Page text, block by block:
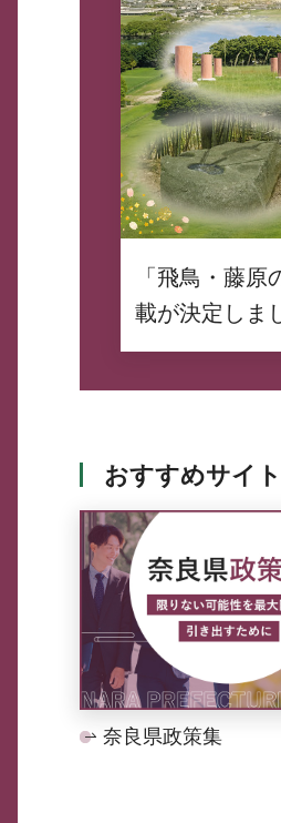
「飛鳥・藤
載が決定しま
おすすめサイト
奈良県政策集